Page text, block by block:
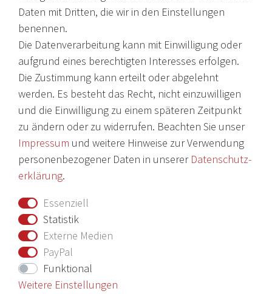
Telefon: +49 (0)7931 56 34 11
© 2026 Copyright Victoria Weine
Impressum
Daten­schutz­erklärung
AGB
Barrierefreiheitserklärung
Widerrufs­recht
Vertrag widerrufen
Nichts verpassen mit unserem Newsletter
Daten mit Dritten, die wir in den Einstellungen
benennen.
Die Datenverarbeitung kann mit Einwilligung oder
aufgrund eines berechtigten Interesses erfolgen.
Die Zustimmung kann erteilt oder abgelehnt
werden. Es besteht das Recht, nicht einzuwilligen
und die Einwilligung zu einem späteren Zeitpunkt
zu ändern oder zu widerrufen. Beachten Sie unser
Impressum und weitere Hinweise zur Verwendung
personenbezogener Daten in unserer Daten­schutz­
erklärung.
Essenziell
Statistik
Externe Medien
PayPal
Funktional
Weitere Einstellungen